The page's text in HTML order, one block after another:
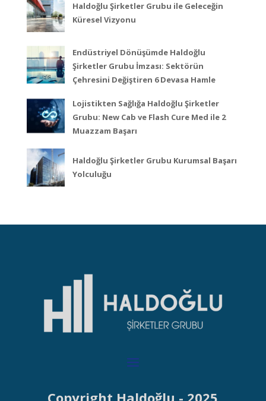
Haldoğlu Şirketler Grubu ile Geleceğin
Küresel Vizyonu
Endüstriyel Dönüşümde Haldoğlu
Şirketler Grubu İmzası: Sektörün
Çehresini Değiştiren 6 Devasa Hamle
Lojistikten Sağlığa Haldoğlu Şirketler
Grubu: New Cab ve Flash Cure Med ile 2
Muazzam Başarı
Haldoğlu Şirketler Grubu Kurumsal Başarı
Yolculuğu
Copyright Haldoğlu - 2025